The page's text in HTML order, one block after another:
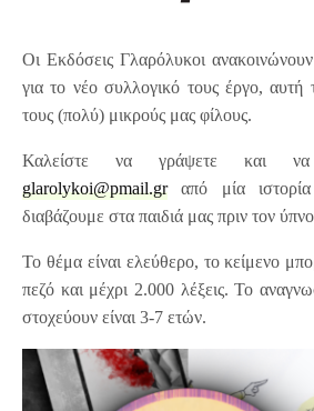
Οι Εκδόσεις Γλαρόλυκοι
για το νέο συλλογικό τους έργο,
τους (πολύ) μικρούς μας φίλους.
Καλείστε να γράψετε και να
glarolykoi@pmail.grαπό μία
διαβάζουμε στα παιδιά μας πριν τον
Το θέμα είναι ελεύθερο, το κείμενο
πεζό και μέχρι 2.000 λέξεις. Το
στοχεύουν είναι 3-7 ετών.